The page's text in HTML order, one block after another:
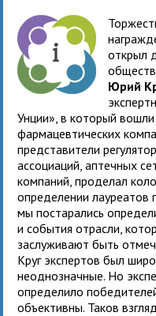
открыл
Юрий
Унции», в который
фармацевтических
представители
ассоциаций, аптечных
компаний, проделал
определении лауреатов
мы постарались
и события отрасли,
заслуживают быть
Круг экспертов был
неоднозначные. Но
определило
объективны. Таков